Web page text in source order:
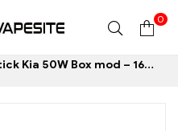
0
mod – 1600mah sigarette elettroniche all'ingrosso丨Custom